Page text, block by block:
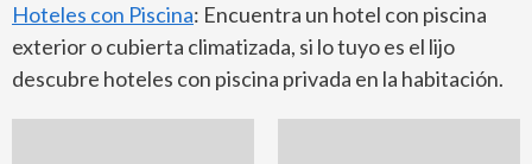
Hoteles con Piscina: Encuentra un hotel con piscina
exterior o cubierta climatizada, si lo tuyo es el lijo
descubre hoteles con piscina privada en la habitación.